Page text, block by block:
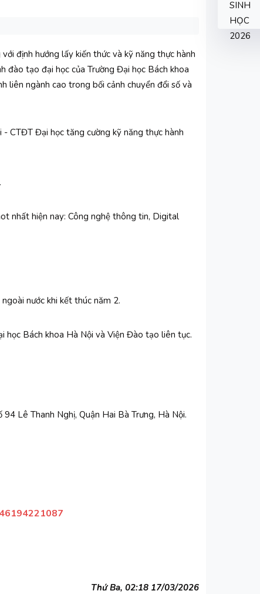
định hướng lấy kiến thức và kỹ năng thực hành
đào tạo đại học của Trường Đại học Bách khoa
liên ngành cao trong bối cảnh chuyển đổi số và
CTĐT Đại học tăng cường kỹ năng thực hành
nhất hiện nay: Công nghệ thông tin, Digital
nước khi kết thúc năm 2.
học Bách khoa Hà Nội và Viện Đào tạo liên tục.
Lê Thanh Nghị, Quận Hai Bà Trưng, Hà Nội.
Thứ Ba, 02:18 17/03/2026